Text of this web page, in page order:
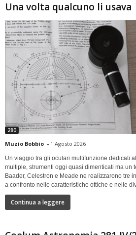
Una volta qualcuno li usava
280
Muzio Bobbio - 1 Agosto 2026
Un viaggio tra gli oculari multifunzione dedicati
multiple, strumenti oggi quasi dimenticati ma un
Baader, Celestron e Meade ne realizzarono tre
a confronto nelle caratteristiche ottiche e nelle
Continua a leggere